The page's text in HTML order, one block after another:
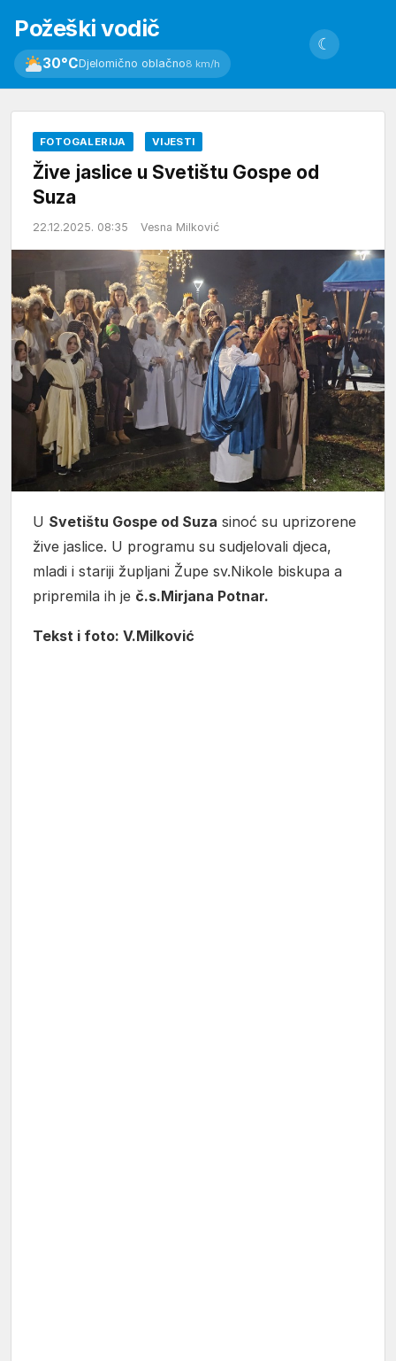
Požeški vodič
30°CDjelomično oblačno8 km/h
☾
FOTOGALERIJA VIJESTI
Žive jaslice u Svetištu Gospe od
Suza
22.12.2025. 08:35 Vesna Milković
U Svetištu Gospe od Suza sinoć su uprizorene
žive jaslice. U programu su sudjelovali djeca,
mladi i stariji župljani Župe sv.Nikole biskupa a
pripremila ih je č.s.Mirjana Potnar.
Tekst i foto: V.Milković